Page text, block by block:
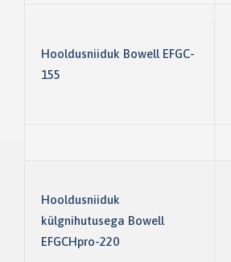
Hooldusniiduk Bowell EFGC-
155
Hooldusniiduk
külgnihutusega Bowell
EFGCHpro-220